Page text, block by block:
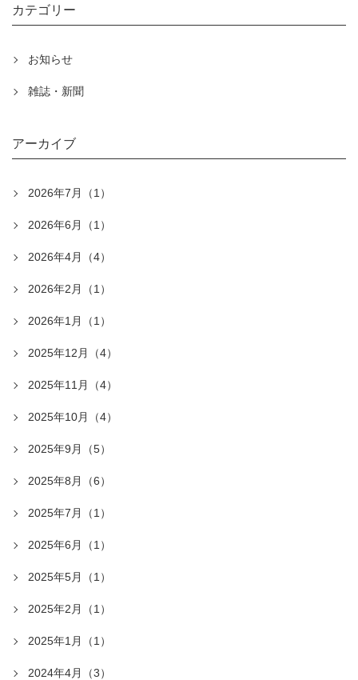
カテゴリー
お知らせ
雑誌・新聞
アーカイブ
2026年7月（1）
2026年6月（1）
2026年4月（4）
2026年2月（1）
2026年1月（1）
2025年12月（4）
2025年11月（4）
2025年10月（4）
2025年9月（5）
2025年8月（6）
2025年7月（1）
2025年6月（1）
2025年5月（1）
2025年2月（1）
2025年1月（1）
2024年4月（3）